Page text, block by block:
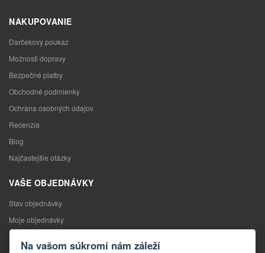
NAKUPOVANIE
Darčekový poukaz
Možnosti dopravy
Bezpečné platby
Obchodné podmienky
Ochrana osobných údajov
Recenzia
Blog
Najčastejšie otázky
VAŠE OBJEDNÁVKY
Stav objednávky
Moje objednávky
Výmena tovaru
Na vašom súkromí nám záleží